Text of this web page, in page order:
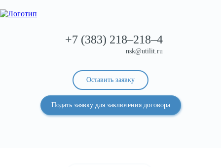
+7 (383) 218–218–4
nsk@utilit.ru
Оставить заявку
Подать заявку для заключения договора